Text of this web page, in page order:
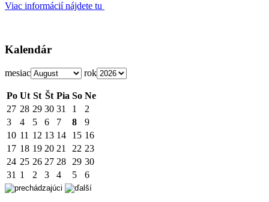
Viac informácií nájdete tu
Kalendár
mesiac rok
Po Ut St Št Pia So Ne
27 28 29 30 31 1
2
3
4 5 6 7 8
9
10 11 12 13 14 15 16
17 18 19 20 21 22 23
24 25 26 27 28 29 30
31 1 2 3 4 5 6